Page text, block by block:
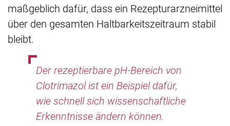
maßgeblich dafür, dass ein Rezepturarzneimittel
über den gesamten Haltbarkeitszeitraum stabil
bleibt.
Der rezeptierbare pH-Bereich von
Clotrimazol ist ein Beispiel dafür,
wie schnell sich wissenschaftliche
Erkenntnisse ändern können.